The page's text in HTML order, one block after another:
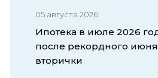
05 августа 2026
Ипотека в июле 2026
после рекордного
вторички